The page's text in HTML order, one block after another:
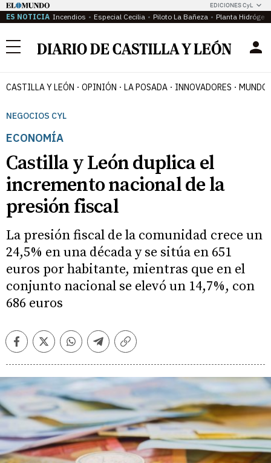
EDICIONES CyL
ES NOTICIA Incendios Especial Cecilia Piloto La Bañeza Planta
Menú
CASTILLA Y LEÓN OPINIÓN LA POSADA INNOVADORES MUNDO
NEGOCIOS CYL
ECONOMÍA
Castilla y León duplica el
incremento nacional de la
presión fiscal
La presión fiscal de la comunidad crece un
24,5% en una década y se sitúa en 651
euros por habitante, mientras que en el
conjunto nacional se elevó un 14,7%, con
686 euros
FacebookTwitterWhatsappTelegramCopiar